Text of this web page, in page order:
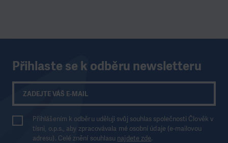
Přihlaste se k odběru newsletteru
Přihlášením k odběru uděluji svůj souhlas společnosti Člověk v
tísni, o.p.s., aby zpracovávala mé osobní údaje (e-mailovou
adresu). Celé znění souhlasu najdete zde.